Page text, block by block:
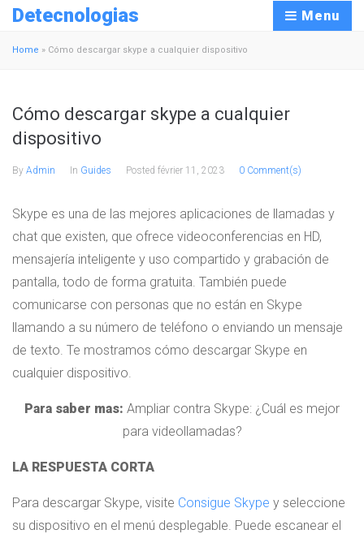
Detecnologias Menu
Home » Cómo descargar skype a cualquier dispositivo
Cómo descargar skype a cualquier
dispositivo
By Admin In Guides Posted février 11, 2023 0 Comment(s)
Skype es una de las mejores aplicaciones de llamadas y
chat que existen, que ofrece videoconferencias en HD,
mensajería inteligente y uso compartido y grabación de
pantalla, todo de forma gratuita. También puede
comunicarse con personas que no están en Skype
llamando a su número de teléfono o enviando un mensaje
de texto. Te mostramos cómo descargar Skype en
cualquier dispositivo.
Para saber mas: Ampliar contra Skype: ¿Cuál es mejor
para videollamadas?
LA RESPUESTA CORTA
Para descargar Skype, visite Consigue Skype y seleccione
su dispositivo en el menú desplegable. Puede escanear el